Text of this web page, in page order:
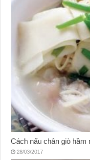
Cách nấu chân giò
28/03/2017